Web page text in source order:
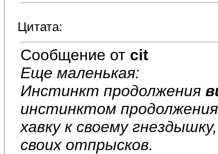
Цитата:
Сообщение от cit
Еще маленькая:
Инстинкт продолжения
инстинктом
хавку к своему
своих отпрысков.